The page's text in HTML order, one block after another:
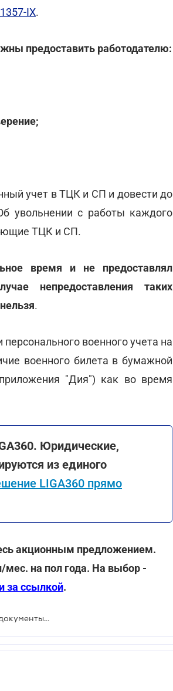
IX.
предоставить работодателю:
учет в ТЦК и СП и довести до
увольнении с работы каждого
ТЦК и СП.
время и не предоставлял
непредоставления таких
.
военного учета на
военного билета в бумажной
"Дия") как во время
Юридические,
из единого
LIGA360 прямо
акционным предложением.
мес. на пол года. На выбор -
за ссылкой.
Должен ли работник предоставлять военно-учетные документы работодателю: разъяснение от ФПУ